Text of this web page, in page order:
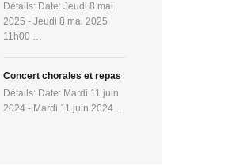
Détails: Date: Jeudi 8 mai
2025 - Jeudi 8 mai 2025
11h00 …
Concert chorales et repas
Détails: Date: Mardi 11 juin
2024 - Mardi 11 juin 2024 …